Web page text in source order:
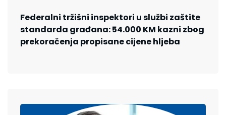
Federalni tržišni inspektori u službi zaštite
standarda građana: 54.000 KM kazni zbog
prekoračenja propisane cijene hljeba